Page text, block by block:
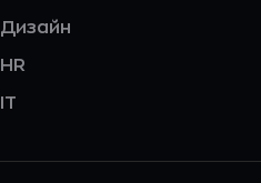
Дизайн
HR
IT